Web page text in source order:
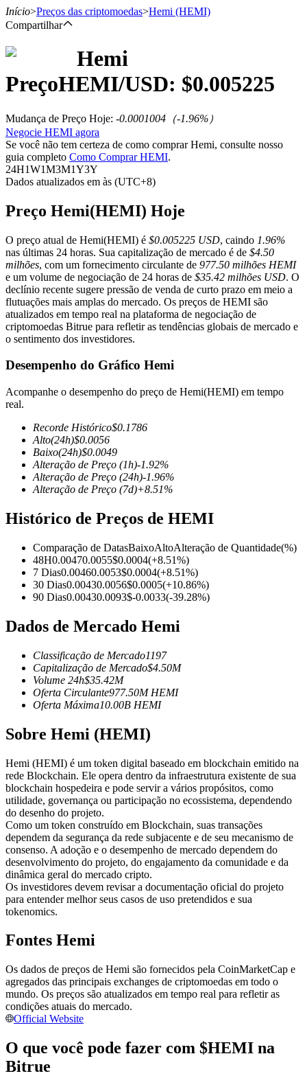
Futuros de USDT
Futuros COIN-M
Futuros de criptomoeda
TradFi
Derivativos de ações, câmbio, metais preciosos e commodities
Futuros usando USDC como garantia
Copiar Trading
Junte-se aos principais traders
Torne-se um Trader de Cópias
Início>Preços das criptomoedas>Hemi (HEMI)
Compartilhar
Hemi
PreçoHEMI/USD: $0.005225
Mudança de Preço Hoje: -0.0001004 （-1.96%）
Negocie HEMI agora
Se você não tem certeza de como comprar Hemi, consulte nosso
guia completo Como Comprar HEMI.
24H1W1M3M1Y3Y
Dados atualizados em às (UTC+8)
Preço Hemi(HEMI) Hoje
O preço atual de Hemi(HEMI) é $0.005225 USD, caindo 1.96%
nas últimas 24 horas. Sua capitalização de mercado é de $4.50
milhões, com um fornecimento circulante de 977.50 milhões HEMI
e um volume de negociação de 24 horas de $35.42 milhões USD. O
declínio recente sugere pressão de venda de curto prazo em meio a
flutuações mais amplas do mercado. Os preços de HEMI são
atualizados em tempo real na plataforma de negociação de
criptomoedas Bitrue para refletir as tendências globais de mercado e
o sentimento dos investidores.
Desempenho do Gráfico Hemi
Acompanhe o desempenho do preço de Hemi(HEMI) em tempo
real.
Recorde Histórico$0.1786
Alto(24h)$0.0056
Baixo(24h)$0.0049
Alteração de Preço (1h)-1.92%
Alteração de Preço (24h)-1.96%
Alteração de Preço (7d)+8.51%
Histórico de Preços de HEMI
Comparação de DatasBaixoAltoAlteração de Quantidade(%)
48H0.00470.0055$0.0004(+8.51%)
7 Dias0.00460.0053$0.0004(+8.51%)
30 Dias0.00430.0056$0.0005(+10.86%)
90 Dias0.00430.0093$-0.0033(-39.28%)
Dados de Mercado Hemi
Classificação de Mercado1197
Capitalização de Mercado$4.50M
Volume 24h$35.42M
Oferta Circulante977.50M HEMI
Oferta Máxima10.00B HEMI
Sobre Hemi (HEMI)
Hemi (HEMI) é um token digital baseado em blockchain emitido na
rede Blockchain. Ele opera dentro da infraestrutura existente de sua
blockchain hospedeira e pode servir a vários propósitos, como
utilidade, governança ou participação no ecossistema, dependendo
do desenho do projeto.
Como um token construído em Blockchain, suas transações
dependem da segurança da rede subjacente e de seu mecanismo de
consenso. A adoção e o desempenho de mercado dependem do
desenvolvimento do projeto, do engajamento da comunidade e da
dinâmica geral do mercado cripto.
Os investidores devem revisar a documentação oficial do projeto
para entender melhor seus casos de uso pretendidos e sua
tokenomics.
Fontes Hemi
Os dados de preços de Hemi são fornecidos pela CoinMarketCap e
agregados das principais exchanges de criptomoedas em todo o
mundo. Os preços são atualizados em tempo real para refletir as
condições atuais do mercado.
Official Website
O que você pode fazer com $HEMI na
Bitrue